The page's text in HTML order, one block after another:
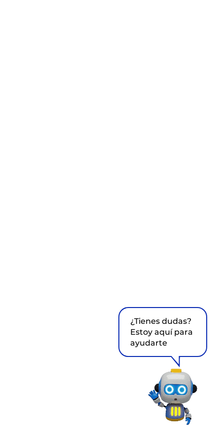
¿Tienes dudas?
Estoy aquí para
ayudarte